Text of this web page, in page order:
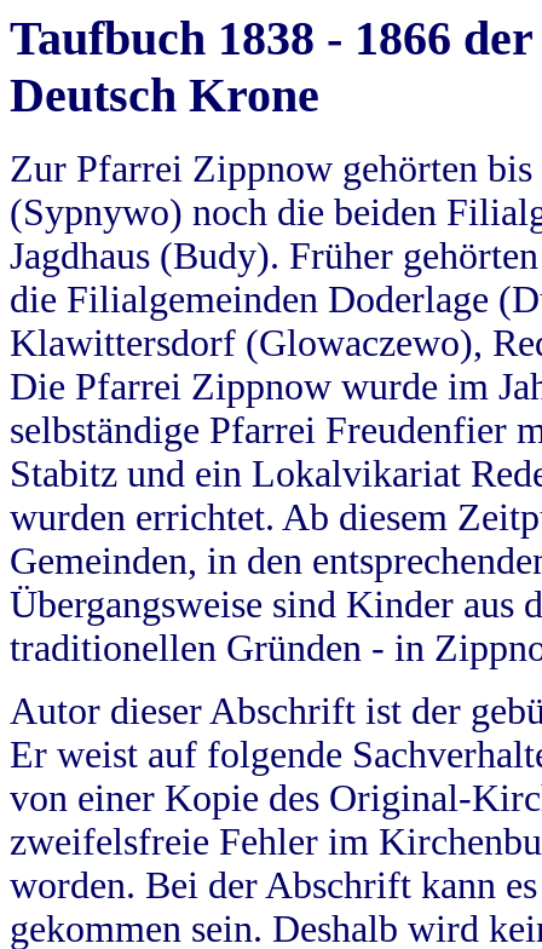
Taufbuch 1838 - 1866
Deutsch Krone
Zur Pfarrei Zippnow gehörten
(Sypnywo) noch die beiden
Jagdhaus (Budy). Früher
die Filialgemeinden Doderlage
Klawittersdorf (Glowaczewo),
Die Pfarrei Zippnow wurde im
selbständige Pfarrei Freudenfier
Stabitz und ein Lokalvikariat
wurden errichtet. Ab diesem
Gemeinden, in den
Übergangsweise sind Kinder aus
traditionellen Gründen - in
Autor dieser Abschrift ist der
Er weist auf folgende
von einer Kopie des Original-
zweifelsfreie Fehler im
worden. Bei der Abschrift kann
gekommen sein. Deshalb wird